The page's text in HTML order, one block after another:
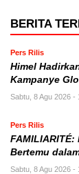
BERITA
Pers Rilis
Himel
Kampanye
Sabtu, 8 Agu 2026 -
Pers Rilis
FAMILIARITÉ:
Bertemu
Sabtu, 8 Agu 2026 -